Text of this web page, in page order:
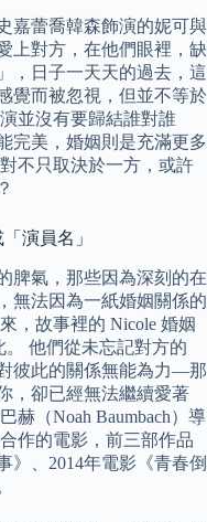
嘉蕾喬韓森飾演的妮可與
上對方，在他們眼裡，缺
，日子一天天的過去，這
覺而被忽視，但並不等於
並沒有要歸結誰對誰
完美，婚姻則是充滿更多
不只取決於一方，或許
演員名」
脾氣，那些因為深刻的在
無法因為一紙婚姻關係的
，故事裡的 Nicole 婚姻
。 他們從未忘記對方的
彼此的關係無能為力—那
，卻已經無法繼續愛著
赫（Noah Baumbach）導
作的電影，前三部作品
》、2014年電影《青春倒